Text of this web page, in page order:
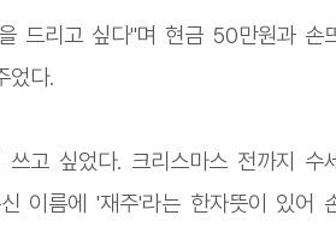
드리고 싶다"며 현금 50만원과 손
었다.
고 싶었다. 크리스마스 전까지 수세
이름에 '재주'라는 한자뜻이 있어